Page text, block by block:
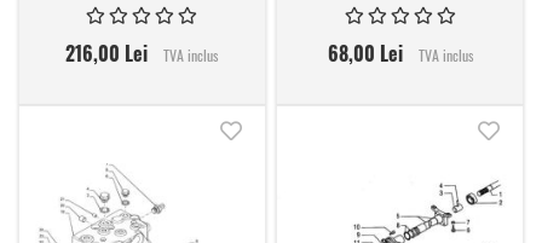
216,00 Lei TVA inclus 68,00 Lei TVA inclus